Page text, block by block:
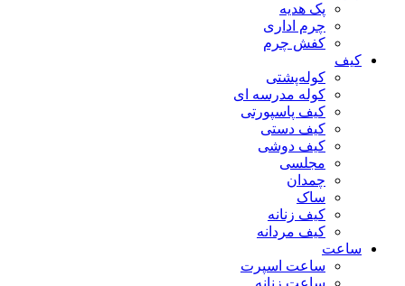
پک هدیه
چرم اداری
کفش چرم
کیف
کوله‌پشتی
کوله مدرسه ای
کیف پاسپورتی
کیف دستی
کیف دوشی
مجلسی
چمدان
ساک
کیف زنانه
کیف مردانه
ساعت
ساعت اسپرت